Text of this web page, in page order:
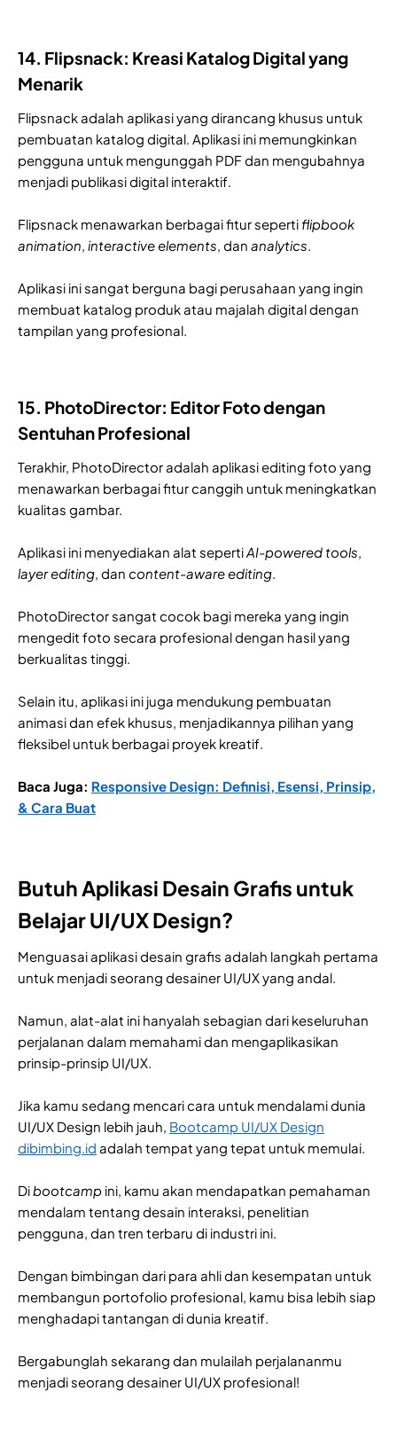
14. Flipsnack: Kreasi Katalog Digital yang
Menarik
Flipsnack adalah aplikasi yang dirancang khusus untuk
pembuatan katalog digital. Aplikasi ini memungkinkan
pengguna untuk mengunggah PDF dan mengubahnya
menjadi publikasi digital interaktif.
Flipsnack menawarkan berbagai fitur sepertiflipbook
animation interactive elements , dan analytics
Aplikasi ini sangat berguna bagi perusahaan yang ingin
membuat katalog produk atau majalah digital dengan
tampilan yang profesional.
15. PhotoDirector: Editor Foto dengan
Sentuhan Profesional
Terakhir, PhotoDirector adalah aplikasi editing foto yang
menawarkan berbagai fitur canggih untuk meningkatkan
kualitas gambar.
Aplikasi ini menyediakan alat sepertiAI-powered tools
layer editing , dan content-aware editing
PhotoDirector sangat cocok bagi mereka yang ingin
mengedit foto secara profesional dengan hasil yang
berkualitas tinggi.
Selain itu, aplikasi ini juga mendukung pembuatan
animasi dan efek khusus, menjadikannya pilihan yang
fleksibel untuk berbagai proyek kreatif.
Baca Juga: Responsive Design: Definisi, Esensi, Prinsip,
& Cara Buat
Butuh Aplikasi Desain Grafis untuk
Belajar UI/UX Design?
Menguasai aplikasi desain grafis adalah langkah pertama
untuk menjadi seorang desainer UI/UX yang andal.
Namun, alat-alat ini hanyalah sebagian dari keseluruhan
perjalanan dalam memahami dan mengaplikasikan
prinsip-prinsip UI/UX.
Jika kamu sedang mencari cara untuk mendalami dunia
UI/UX Design lebih jauh, Bootcamp UI/UX Design
dibimbing.id adalah tempat yang tepat untuk memulai.
Di bootcamp ini, kamu akan mendapatkan pemahaman
mendalam tentang desain interaksi, penelitian
pengguna, dan tren terbaru di industri ini.
Dengan bimbingan dari para ahli dan kesempatan untuk
membangun portofolio profesional, kamu bisa lebih siap
menghadapi tantangan di dunia kreatif.
Bergabunglah sekarang dan mulailah perjalananmu
menjadi seorang desainer UI/UX profesional!